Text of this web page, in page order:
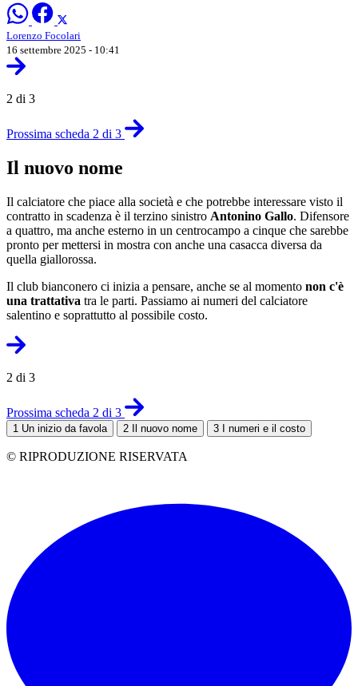
Lorenzo Focolari
16 settembre 2025 - 10:41
2 di 3
Prossima scheda 2 di 3
Il nuovo nome
Il calciatore che piace alla società e che potrebbe interessare visto il
contratto in scadenza è il terzino sinistro Antonino Gallo. Difensore
a quattro, ma anche esterno in un centrocampo a cinque che sarebbe
pronto per mettersi in mostra con anche una casacca diversa da
quella giallorossa.
Il club bianconero ci inizia a pensare, anche se al momento non c'è
una trattativa tra le parti. Passiamo ai numeri del calciatore
salentino e soprattutto al possibile costo.
2 di 3
Prossima scheda 2 di 3
1 Un inizio da favola 2 Il nuovo nome 3 I numeri e il costo
© RIPRODUZIONE RISERVATA